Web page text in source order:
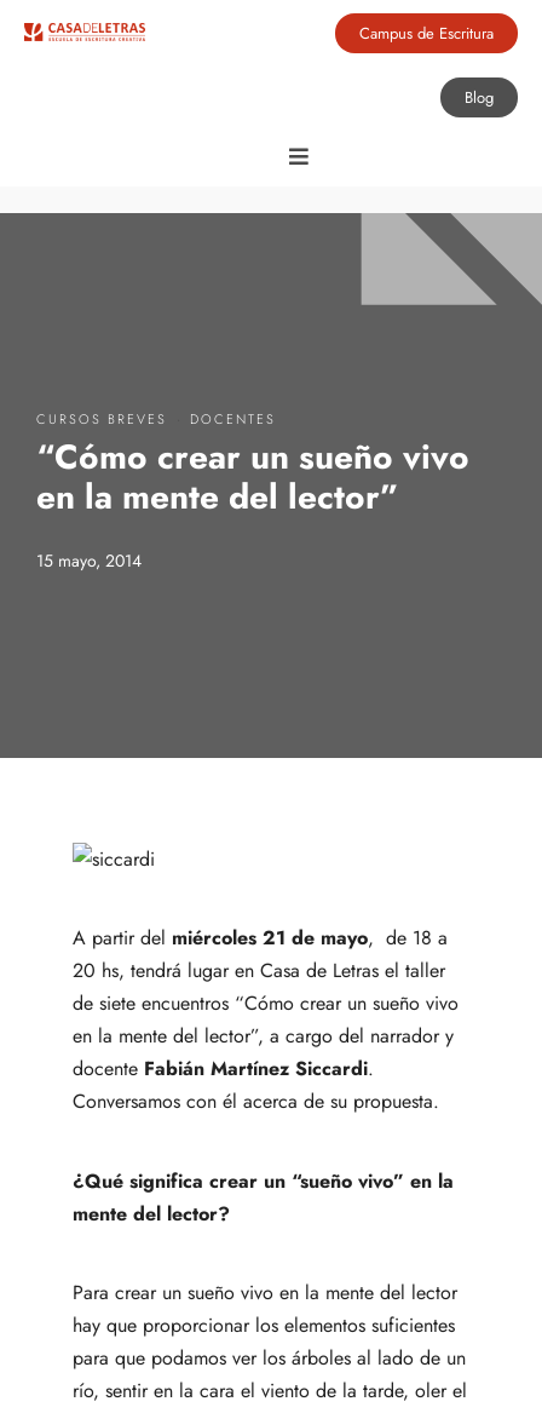
Campus de Escritura
Blog
CURSOS BREVES DOCENTES
“Cómo crear un sueño vivo
en la mente del lector”
15 mayo, 2014
A partir del miércoles 21 de mayo, de 18 a
20 hs, tendrá lugar en Casa de Letras el taller
de siete encuentros “Cómo crear un sueño vivo
en la mente del lector”, a cargo del narrador y
docente Fabián Martínez Siccardi.
Conversamos con él acerca de su propuesta.
¿Qué significa crear un “sueño vivo” en la
mente del lector?
Para crear un sueño vivo en la mente del lector
hay que proporcionar los elementos suficientes
para que podamos ver los árboles al lado de un
río, sentir en la cara el viento de la tarde, oler el